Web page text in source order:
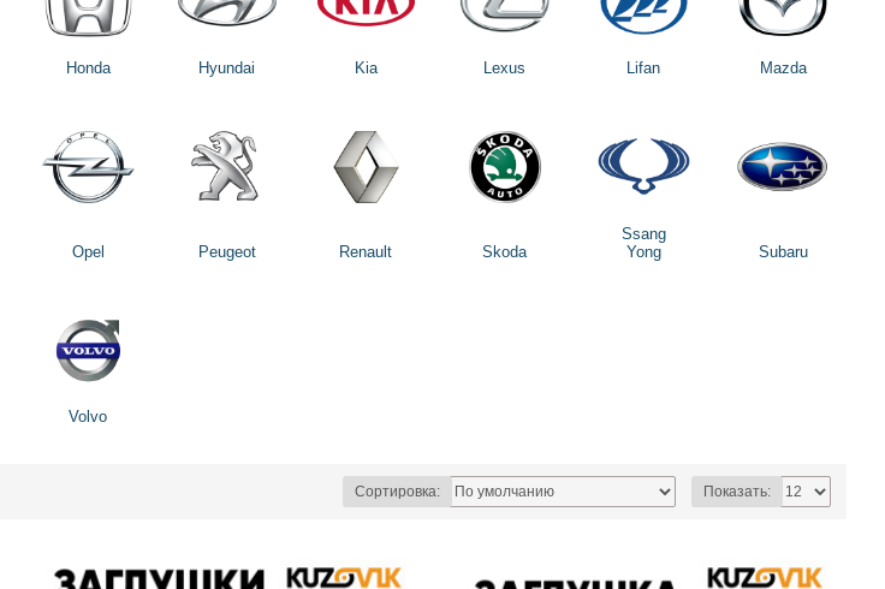
Honda Hyundai Kia Lexus Lifan Mazda
Opel Peugeot Renault Skoda
Ssang
Yong
Subaru
Volvo
Сортировка: Показать: